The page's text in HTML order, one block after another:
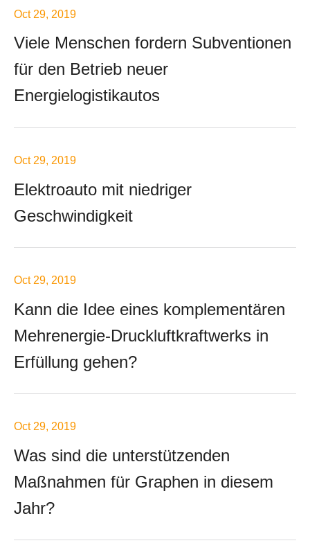
Oct 29, 2019
Viele Menschen fordern Subventionen
für den Betrieb neuer
Energielogistikautos
Oct 29, 2019
Elektroauto mit niedriger
Geschwindigkeit
Oct 29, 2019
Kann die Idee eines komplementären
Mehrenergie-Druckluftkraftwerks in
Erfüllung gehen?
Oct 29, 2019
Was sind die unterstützenden
Maßnahmen für Graphen in diesem
Jahr?